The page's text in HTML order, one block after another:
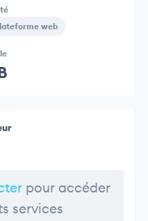
web
pour accéder
services